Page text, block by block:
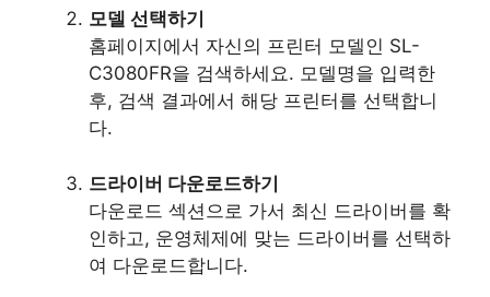
모델 선택하기
홈페이지에서 자신의 프린터 모델인 SL-
C3080FR을 검색하세요. 모델명을 입력한
후, 검색 결과에서 해당 프린터를 선택합니
다.
드라이버 다운로드하기
다운로드 섹션으로 가서 최신 드라이버를 확
인하고, 운영체제에 맞는 드라이버를 선택하
여 다운로드합니다.